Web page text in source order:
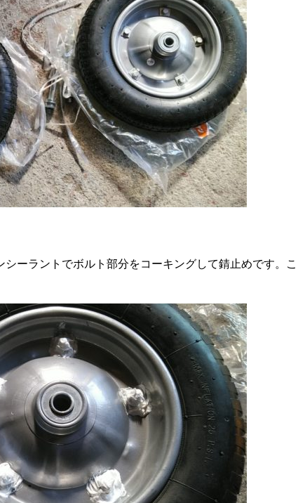
ーラントでボルト部分をコーキングして錆止めです。こ